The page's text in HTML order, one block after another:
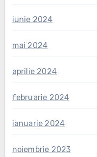
iunie 2024
mai 2024
aprilie 2024
februarie 2024
ianuarie 2024
noiembrie 2023